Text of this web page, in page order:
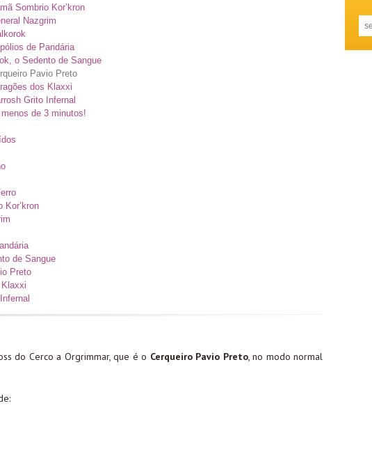
Sombrio Kor’kron
Nazgrim
de Pandária
o Sedento de Sangue
Pavio Preto
dos Klaxxi
Grito Infernal
de 3 minutos!
Kor’kron
de Sangue
Preto
do Cerco a Orgrimmar, que é o Cerqueiro Pavio Preto, no modo normal